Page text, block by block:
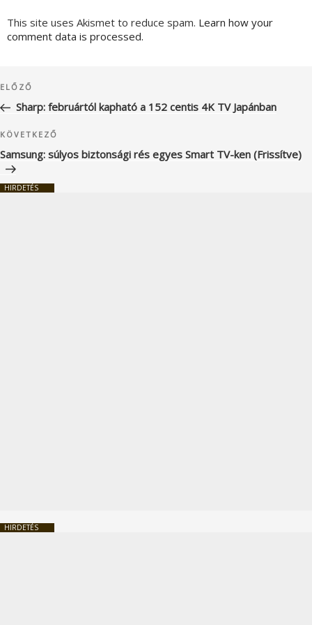
This site uses Akismet to reduce spam. Learn how your
comment data is processed.
navigáció
Korábbi
bejegyzés
ELŐZŐ
Sharp: februártól kapható a 152 centis 4K TV Japánban
Következő
bejegyzés
KÖVETKEZŐ
Samsung: súlyos biztonsági rés egyes Smart TV-ken (Frissítve)
HIRDETÉS
HIRDETÉS